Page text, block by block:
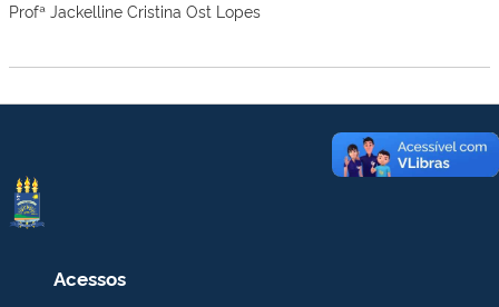
Profª Jackelline Cristina Ost Lopes
Acessos